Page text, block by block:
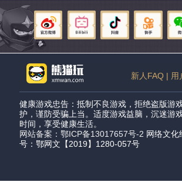
新人FAQ | 用
健康游戏忠告：抵制不良游戏，拒绝盗版游
护，谨防受骗上当。适度游戏益脑，沉迷游
时间，享受健康生活。
网站备案：鄂ICP备13017657号-2 网络文化
号：鄂网文【2019】1280-057号